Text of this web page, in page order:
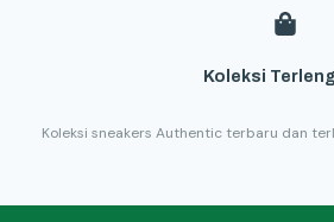
Koleksi
Koleksi sneakers Authentic terbaru dan